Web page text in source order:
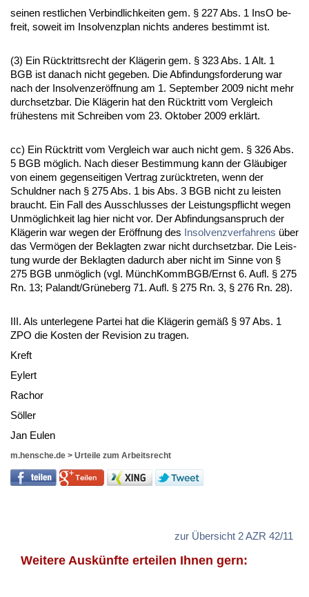
sei­nen rest­li­chen Ver­bind­lich­kei­ten gem. § 227 Abs. 1 In­sO be­
freit, so­weit im In­sol­venz­plan nichts an­de­res be­stimmt ist.
(3) Ein Rück­tritts­recht der Kläge­rin gem. § 323 Abs. 1 Alt. 1
BGB ist da­nach nicht ge­ge­ben. Die Ab­fin­dungs­for­de­rung war
nach der In­sol­ven­zeröff­nung am 1. Sep­tem­ber 2009 nicht mehr
durch­setz­bar. Die Kläge­rin hat den Rück­tritt vom Ver­gleich
frühes­tens mit Schrei­ben vom 23. Ok­to­ber 2009 erklärt.
cc) Ein Rück­tritt vom Ver­gleich war auch nicht gem. § 326 Abs.
5 BGB möglich. Nach die­ser Be­stim­mung kann der Gläubi­ger
von ei­nem ge­gen­sei­ti­gen Ver­trag zurück­tre­ten, wenn der
Schuld­ner nach § 275 Abs. 1 bis Abs. 3 BGB nicht zu leis­ten
braucht. Ein Fall des Aus­schlus­ses der Leis­tungs­pflicht we­gen
Unmöglich­keit lag hier nicht vor. Der Ab­fin­dungs­an­spruch der
Kläge­rin war we­gen der Eröff­nung des In­sol­venz­ver­fah­rens über
das Vermögen der Be­klag­ten zwar nicht durch­setz­bar. Die Leis­
tung wur­de der Be­klag­ten da­durch aber nicht im Sin­ne von §
275 BGB unmöglich (vgl. Münch­KommBGB/Ernst 6. Aufl. § 275
Rn. 13; Pa­landt/Grüne­berg 71. Aufl. § 275 Rn. 3, § 276 Rn. 28).
III. Als un­ter­le­ge­ne Par­tei hat die Kläge­rin gemäß § 97 Abs. 1
ZPO die Kos­ten der Re­vi­si­on zu tra­gen.
Kreft
Ey­lert
Ra­chor
Söller
Jan Eu­len
m.hensche.de > Urteile zum Arbeitsrecht
zur Übersicht 2 AZR 42/11
Weitere Auskünfte erteilen Ihnen gern: